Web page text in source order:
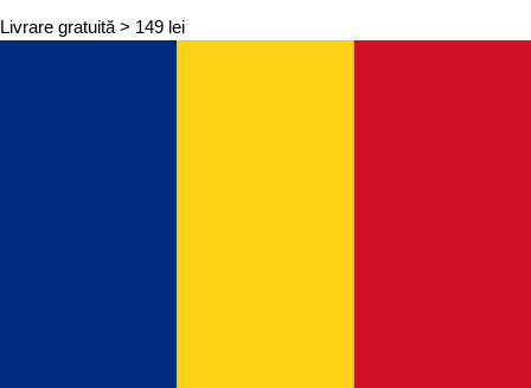
Livrare gratuită > 149 lei